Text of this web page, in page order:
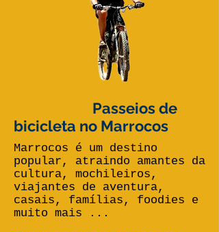
Passeios de
bicicleta no Marrocos
Marrocos é um destino
popular, atraindo amantes da
cultura, mochileiros,
viajantes de aventura,
casais, famílias, foodies e
muito mais ...